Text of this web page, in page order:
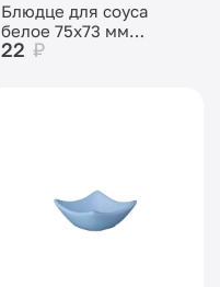
Блюдце для соуса
белое 75х73 мм
высота 30 мм
22 ₽